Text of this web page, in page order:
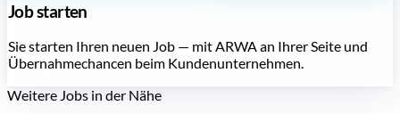
Job starten
Sie starten Ihren neuen Job — mit ARWA an Ihrer Seite und
Übernahmechancen beim Kundenunternehmen.
Weitere Jobs in der Nähe